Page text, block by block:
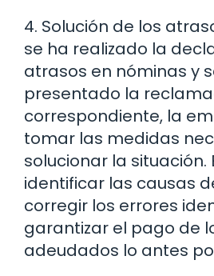
4. Solución de los
se ha realizado la
atrasos en nóminas y
presentado la
correspondiente, la
tomar las medidas
solucionar la situación.
identificar las causas
corregir los errores
garantizar el pago de
adeudados lo antes